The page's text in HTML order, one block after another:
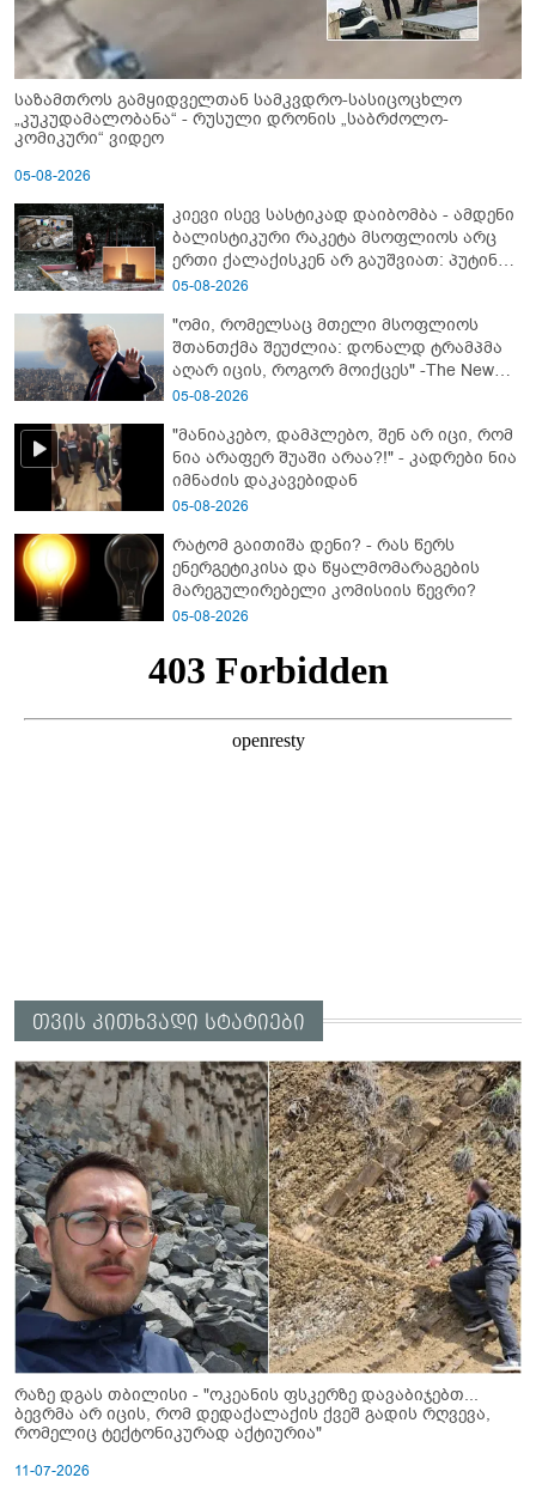
საზამთროს გამყიდველთან სამკვდრო-სასიცოცხლო
„კუკუდამალობანა“ - რუსული დრონის „საბრძოლო-
კომიკური“ ვიდეო
05-08-2026
კიევი ისევ სასტიკად დაიბომბა - ამდენი
ბალისტიკური რაკეტა მსოფლიოს არც
ერთი ქალაქისკენ არ გაუშვიათ: პუტინის
ახალი ანტირეკორდი
05-08-2026
"ომი, რომელსაც მთელი მსოფლიოს
შთანთქმა შეუძლია: დონალდ ტრამპმა
აღარ იცის, როგორ მოიქცეს" -The New
York Times
05-08-2026
"მანიაკებო, დამპლებო, შენ არ იცი, რომ
ნია არაფერ შუაში არაა?!" - კადრები ნია
იმნაძის დაკავებიდან
05-08-2026
რატომ გაითიშა დენი? - რას წერს
ენერგეტიკისა და წყალმომარაგების
მარეგულირებელი კომისიის წევრი?
05-08-2026
თვის კითხვადი სტატიები
რაზე დგას თბილისი - "ოკეანის ფსკერზე დავაბიჯებთ...
ბევრმა არ იცის, რომ დედაქალაქის ქვეშ გადის რღვევა,
რომელიც ტექტონიკურად აქტიურია"
11-07-2026